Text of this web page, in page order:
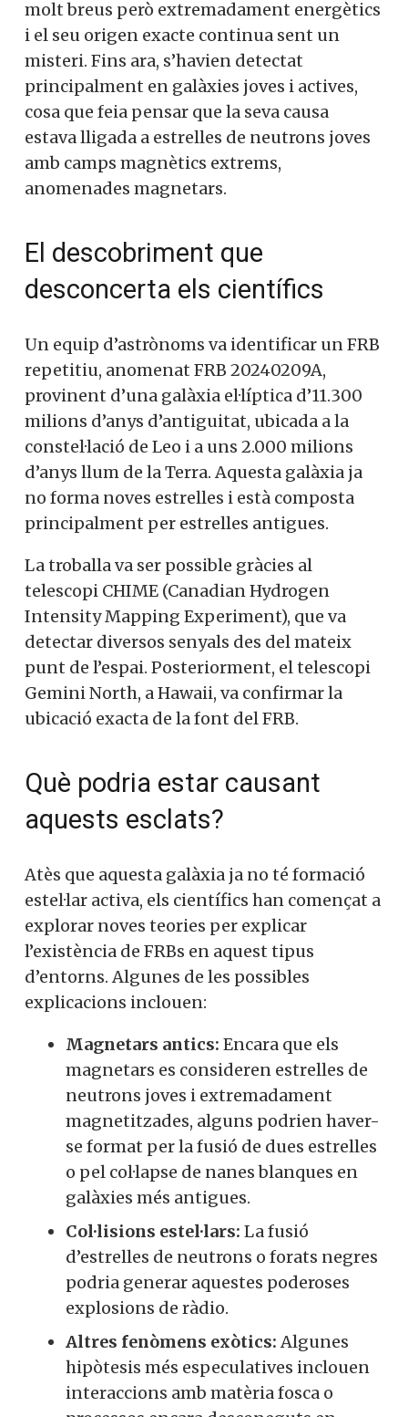
molt breus però extremadament energètics
i el seu origen exacte continua sent un
misteri. Fins ara, s’havien detectat
principalment en galàxies joves i actives,
cosa que feia pensar que la seva causa
estava lligada a estrelles de neutrons joves
amb camps magnètics extrems,
anomenades magnetars.
El descobriment que
desconcerta els científics
Un equip d’astrònoms va identificar un FRB
repetitiu, anomenat FRB 20240209A,
provinent d’una galàxia el·líptica d’11.300
milions d’anys d’antiguitat, ubicada a la
constel·lació de Leo i a uns 2.000 milions
d’anys llum de la Terra. Aquesta galàxia ja
no forma noves estrelles i està composta
principalment per estrelles antigues.
La troballa va ser possible gràcies al
telescopi CHIME (Canadian Hydrogen
Intensity Mapping Experiment), que va
detectar diversos senyals des del mateix
punt de l’espai. Posteriorment, el telescopi
Gemini North, a Hawaii, va confirmar la
ubicació exacta de la font del FRB.
Què podria estar causant
aquests esclats?
Atès que aquesta galàxia ja no té formació
estel·lar activa, els científics han començat a
explorar noves teories per explicar
l’existència de FRBs en aquest tipus
d’entorns. Algunes de les possibles
explicacions inclouen:
Magnetars antics: Encara que els
magnetars es consideren estrelles de
neutrons joves i extremadament
magnetitzades, alguns podrien haver-
se format per la fusió de dues estrelles
o pel col·lapse de nanes blanques en
galàxies més antigues.
Col·lisions estel·lars: La fusió
d’estrelles de neutrons o forats negres
podria generar aquestes poderoses
explosions de ràdio.
Altres fenòmens exòtics: Algunes
hipòtesis més especulatives inclouen
interaccions amb matèria fosca o